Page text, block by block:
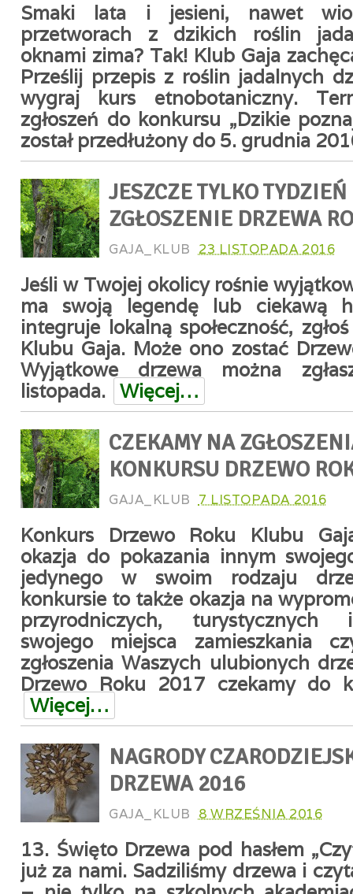
Smaki lata i jesieni, nawet
przetworach z dzikich roślin
oknami zima? Tak! Klub Gaja
Prześlij przepis z roślin jadalnych
wygraj kurs etnobotaniczny.
zgłoszeń do konkursu „Dzikie
został przedłużony do 5. grudnia
JESZCZE TYLKO
ZGŁOSZENIE DRZEWA
GAJA_KLUB 23 LISTOPADA 2016
Jeśli w Twojej okolicy rośnie
ma swoją legendę lub ciekawą
integruje lokalną społeczność,
Klubu Gaja. Może ono zostać
Wyjątkowe drzewa można
listopada. Więcej…
CZEKAMY NA
KONKURSU DRZEWO
GAJA_KLUB 7 LISTOPADA 2016
Konkurs Drzewo Roku Klubu
okazja do pokazania innym
jedynego w swoim rodzaju
konkursie to także okazja na
przyrodniczych,
swojego miejsca zamieszkania
zgłoszenia Waszych ulubionych
Drzewo Roku 2017 czekamy do
Więcej…
NAGRODY
DRZEWA 2016
GAJA_KLUB 8 WRZEŚNIA 2016
13. Święto Drzewa pod hasłem
już za nami. Sadziliśmy drzewa i